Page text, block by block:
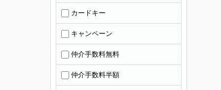
カードキー
キャンペーン
仲介手数料無料
仲介手数料半額